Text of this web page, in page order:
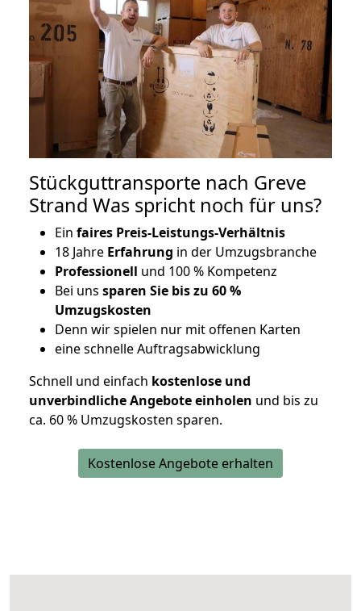
Stückguttransporte nach Greve
Strand Was spricht noch für uns?
Ein faires Preis-Leistungs-Verhältnis
18 Jahre Erfahrung in der Umzugsbranche
Professionell und 100 % Kompetenz
Bei uns sparen Sie bis zu 60 %
Umzugskosten
Denn wir spielen nur mit offenen Karten
eine schnelle Auftragsabwicklung
Schnell und einfach kostenlose und
unverbindliche Angebote einholen und bis zu
ca. 60 % Umzugskosten sparen.
Kostenlose Angebote erhalten